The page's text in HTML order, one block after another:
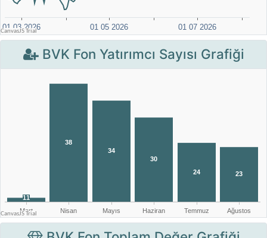
BVK Fon Yatırımcı Sayısı Grafiği